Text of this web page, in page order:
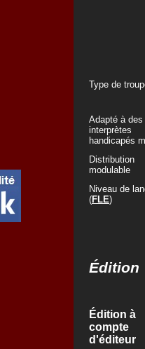
Type de
Adapté à des
interprètes
handicapés
Distribution
modulable
Niveau de
(FLE)
Édition
Édition à
compte
d'éditeur